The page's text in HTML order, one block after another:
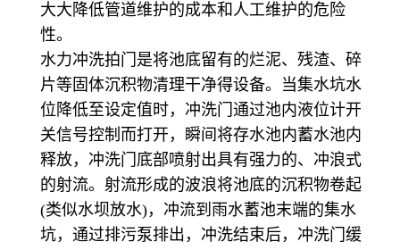
大大降低管道维护的成本和人工维护的危险
性。
水力冲洗拍门是将池底留有的烂泥、残渣、碎
片等固体沉积物清理干净得设备。当集水坑水
位降低至设定值时，冲洗门通过池内液位计开
关信号控制而打开，瞬间将存水池内蓄水池内
释放，冲洗门底部喷射出具有强力的、冲浪式
的射流。射流形成的波浪将池底的沉积物卷起
(类似水坝放水)，冲流到雨水蓄池末端的集水
坑，通过排污泵排出，冲洗结束后，冲洗门缓